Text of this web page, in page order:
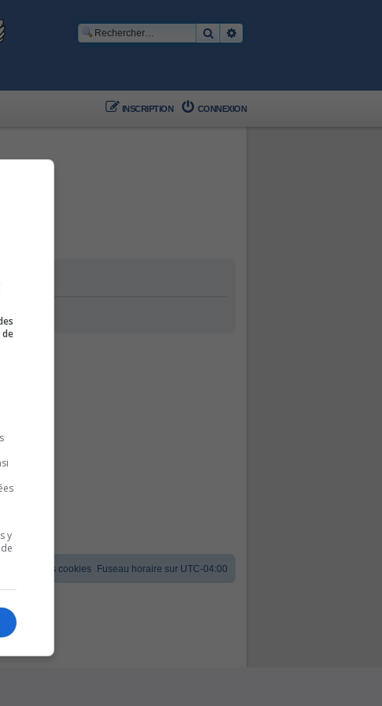
Rechercher
CONNEXION
INSCRIPTION
Fuseau horaire sur UTC-04:00
Supprimer les cookies
de
y